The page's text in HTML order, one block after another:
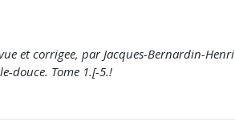
et corrigee, par Jacques-Bernardin-Henri
douce. Tome 1.[-5.!